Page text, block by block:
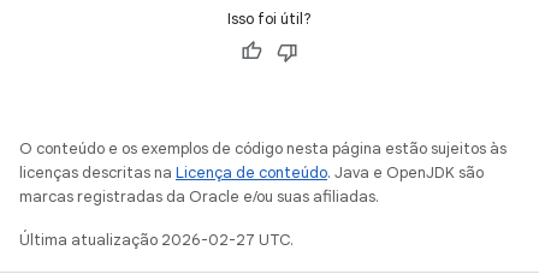
Isso foi útil?
O conteúdo e os exemplos de código nesta página estão sujeitos às
licenças descritas na Licença de conteúdo. Java e OpenJDK são
marcas registradas da Oracle e/ou suas afiliadas.
Última atualização 2026-02-27 UTC.